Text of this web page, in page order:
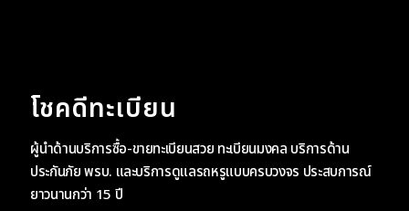
โชคดีทะเบียน
ผู้นำด้านบริการซื้อ-ขายทะเบียนสวย ทะเบียนมงคล บริการด้าน
ประกันภัย พรบ. และบริการดูแลรถหรูแบบครบวงจร ประสบการณ์
ยาวนานกว่า 15 ปี